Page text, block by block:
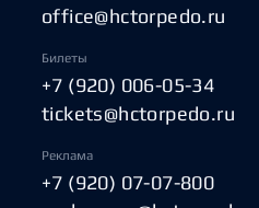
office@hctorpedo.ru
Билеты
+7 (920) 006-05-34
tickets@hctorpedo.ru
Реклама
+7 (920) 07-07-800